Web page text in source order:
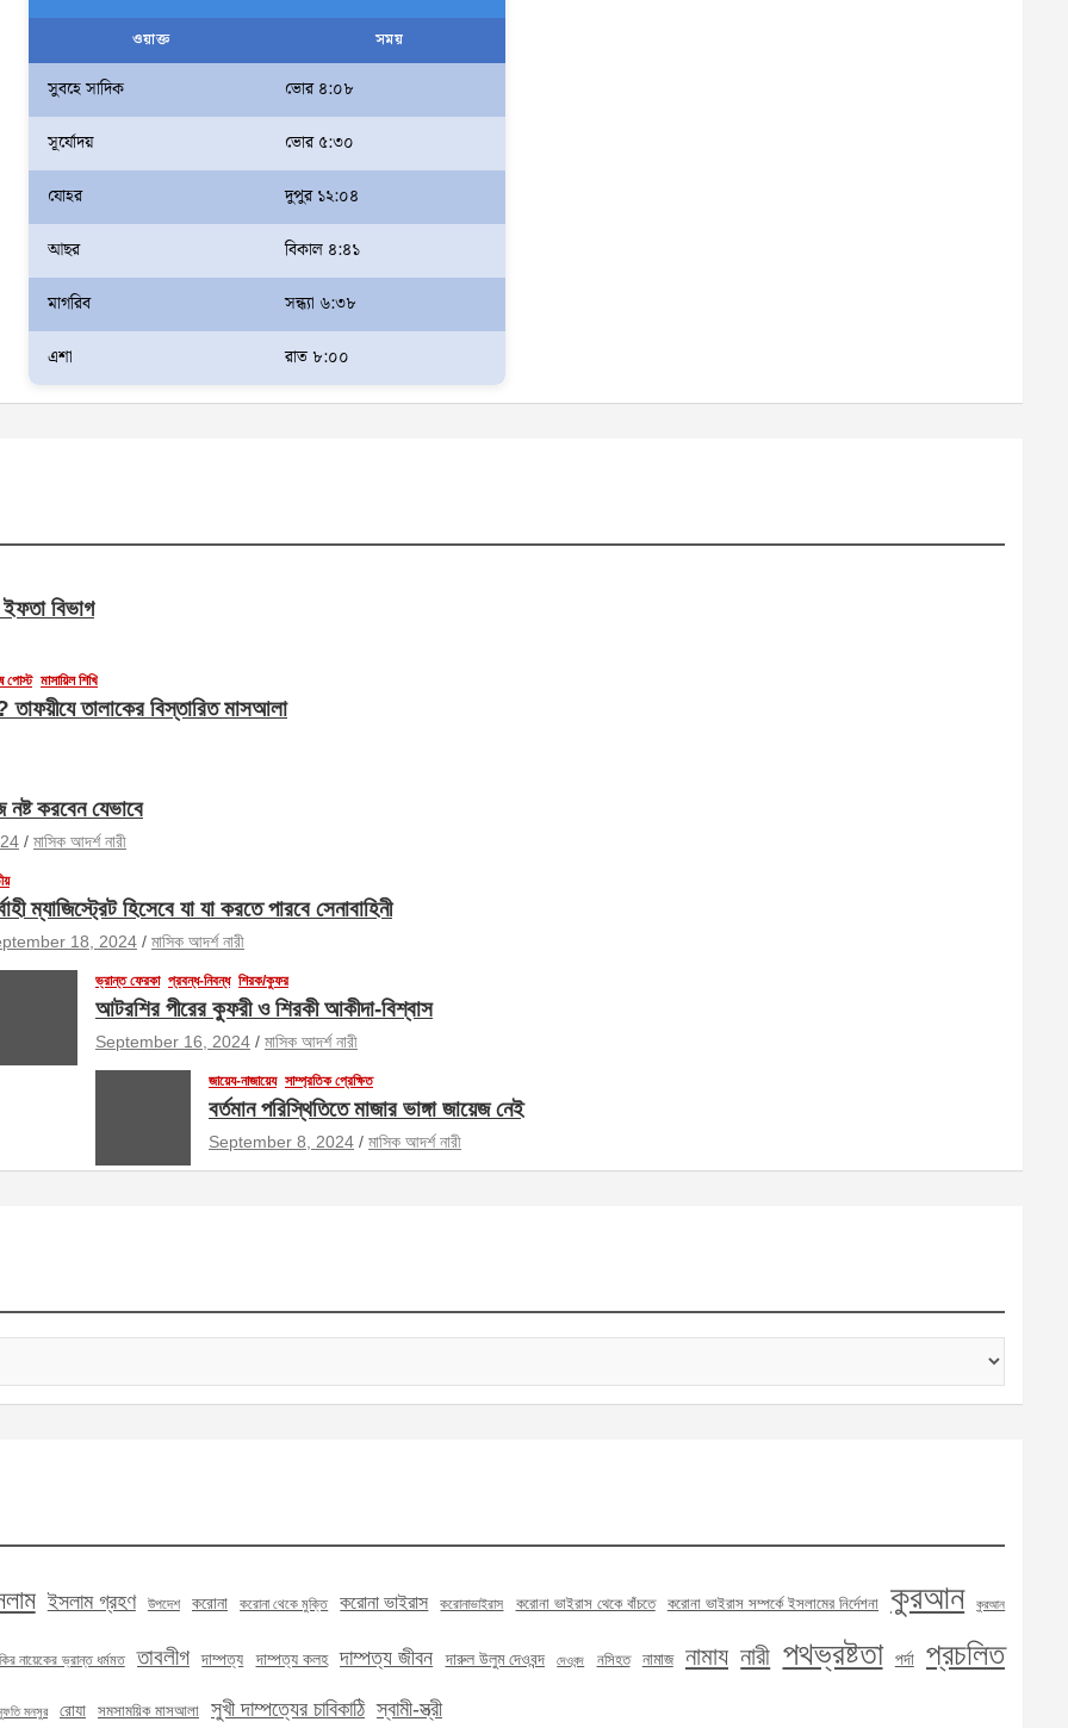
ওয়াক্ত সময়
সুবহে সাদিক ভোর ৪:০৮
সূর্যোদয় ভোর ৫:৩০
যোহর দুপুর ১২:০৪
আছর বিকাল ৪:৪১
মাগরিব সন্ধ্যা ৬:৩৮
এশা রাত ৮:০০
বিভাগ
পোস্ট মাসায়িল শিখি
তাফয়ীযে তালাকের বিস্তারিত মাসআলা
করবেন যেভাবে
মাসিক আদর্শ নারী
ম্যাজিস্ট্রেট হিসেবে যা যা করতে পারবে সেনাবাহিনী
18, 2024 মাসিক আদর্শ নারী
ভ্রান্ত ফেরকা প্রবন্ধ-নিবন্ধ শিরক/কুফর
আটরশির পীরের কুফরী ও শিরকী আকীদা-বিশ্বাস
September 16, 2024 মাসিক আদর্শ নারী
জায়েয-নাজায়েয সাম্প্রতিক প্রেক্ষিত
বর্তমান পরিস্থিতিতে মাজার ভাঙ্গা জায়েজ নেই
September 8, 2024 মাসিক আদর্শ নারী
ইসলাম গ্রহণ উপদেশ করোনা করোনা থেকে মুক্তি করোনা ভাইরাস করোনাভাইরাস করোনা ভাইরাস থেকে বাঁচতে করোনা ভাইরাস সম্পর্কে ইসলামের নির্দেশনা কুরআন কুরআন
নায়েকের ভ্রান্ত ধর্মমত তাবলীগ দাম্পত্য দাম্পত্য কলহ দাম্পত্য জীবন দারুল উলুম দেওবন্দ দেওবন্দ নসিহত নামাজ নামায নারী পথভ্রষ্টতা পর্দা
প্রচলিত
মনসুর রোযা সমসাময়িক মাসআলা সুখী দাম্পত্যের চাবিকাঠি স্বামী-স্ত্রী